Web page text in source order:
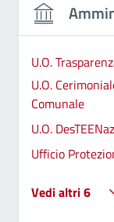
U.O.
U.O.
Comunale
U.O.
Ufficio
Vedi altri 6